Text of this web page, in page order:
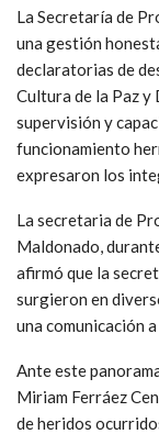
La Secretaría de
una gestión
declaratorias de
Cultura de la Paz y
supervisión y
funcionamiento
expresaron los
La secretaria de
Maldonado,
afirmó que la
surgieron en
una comunicación
Ante este
Miriam Ferráez
de heridos